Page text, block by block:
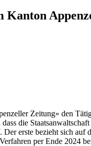
Kanton
Zeitung» den
die
erste bezieht sich
per Ende 2024